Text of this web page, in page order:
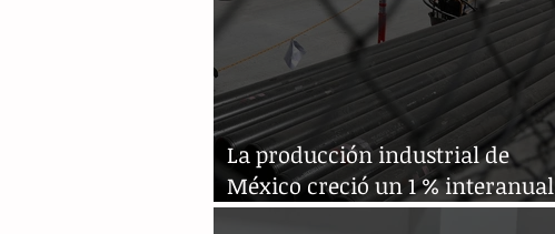
La producción industrial de
México creció un 1 % interanual
en mayo